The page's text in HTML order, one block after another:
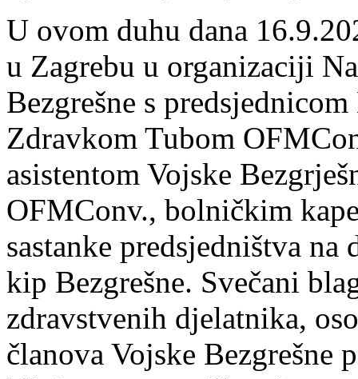
U ovom duhu dana
u Zagrebu u organizaciji
Bezgrešne s
Zdravkom Tubom
asistentom Vojske
OFMConv., bolničkim
sastanke predsjedništva
kip Bezgrešne. Svečani
zdravstvenih djelatnika,
članova Vojske